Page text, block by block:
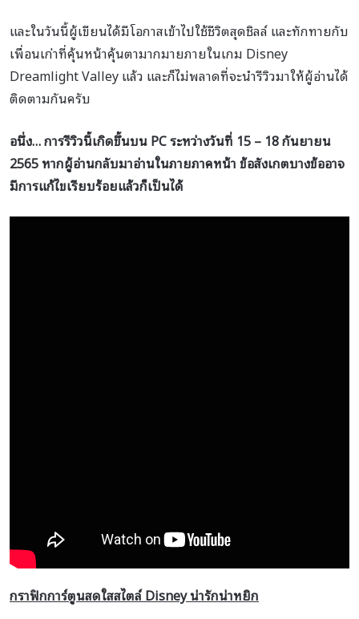
และในวันนี้ผู้เขียนได้มีโอกาสเข้าไปใช้ชีวิตสุดชิลล์ และทักทายกับ
เพื่อนเก่าที่คุ้นหน้าคุ้นตามากมายภายในเกม Disney
Dreamlight Valley แล้ว และก็ไม่พลาดที่จะนำรีวิวมาให้ผู้อ่านได้
ติดตามกันครับ
อนึ่ง… การรีวิวนี้เกิดขึ้นบน PCระหว่างวันที่ 15 – 18กันยายน
2565หากผู้อ่านกลับมาอ่านในภายภาคหน้า ข้อสังเกตบางข้ออาจ
มีการแก้ไขเรียบร้อยแล้วก็เป็นได้
กราฟิกการ์ตูนสดใสสไตล์ Disneyน่ารักน่าหยิก